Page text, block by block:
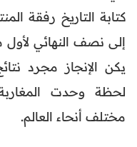
كتابة التاريخ رفقة
إلى نصف النهائي لأول
يكن الإنجاز مجرد
لحظة وحدت
مختلف أنحاء العالم.